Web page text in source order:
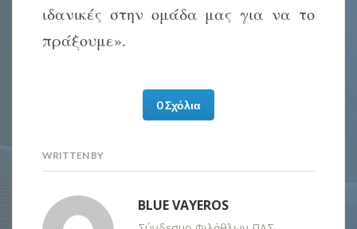
ιδανικές στην ομάδα μας για να το
πράξουμε».
0 Σχόλια
WRITTEN BY
BLUE VAYEROS